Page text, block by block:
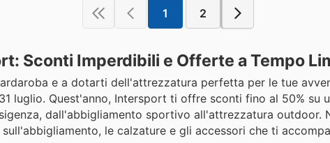
1 2
Sconti Imperdibili e Offerte a Tempo
e a dotarti dell'attrezzatura perfetta per le tue
luglio. Quest'anno, Intersport ti offre sconti fino al 50% su
dall'abbigliamento sportivo all'attrezzatura outdoor.
le calzature e gli accessori che ti